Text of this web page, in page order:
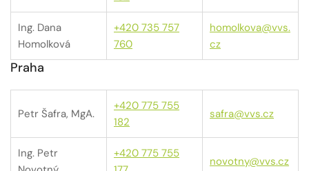
Ing. Dana
Homolková
+420 735 757
760
homolkova@vvs.
cz
Praha
Petr Šafra, MgA.
+420 775 755
182
safra@vvs.cz
Ing. Petr
+420 775 755
novotny@vvs.cz